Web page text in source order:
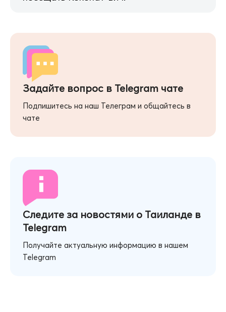
Задайте вопрос в Telegram чате
Подпишитесь на наш Телеграм и общайтесь в
чате
Следите за новостями о Таиланде в
Telegram
Получайте актуальную информацию в нашем
Telegram